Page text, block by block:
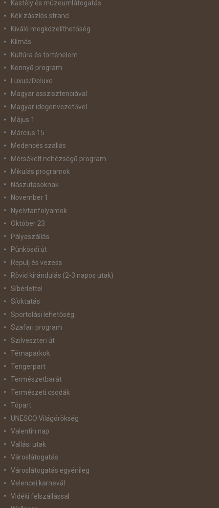
Kastély és múzeumlátogatás
Kék zászlós strand
Kiváló megközelíthetőség
Klímás
Kultúra és történelem
Könnyű program
Luxus/Deluxe
Magyar asszisztenciával
Magyar idegenvezetővel
Május 1
Március 15
Medencés szállás
Mérsékelt nehézségű program
Mikulás programok
Nászutasoknak
November 1
Nyelvtanfolyamok
Október 23
Pályaszállás
Pünkösdi út
Repülj és vezess
Rövid kirándulás (2-3 napos utak)
Síbérlettel
Síoktatás
Sportolási lehetőség
Szafari program
Szilveszteri út
Témaparkok
Tengerpart
Természetbarát
Természeti csodák
Tópart
UNESCO Világörökség
Valentin nap
Vallási utak
Városlátogatás
Városlátogatás egyénileg
Velencei karnevál
Vidéki felszállással